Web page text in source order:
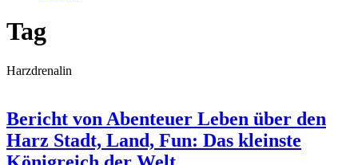
Tag
Harzdrenalin
Bericht von Abenteuer Leben über den
Harz Stadt, Land, Fun: Das kleinste